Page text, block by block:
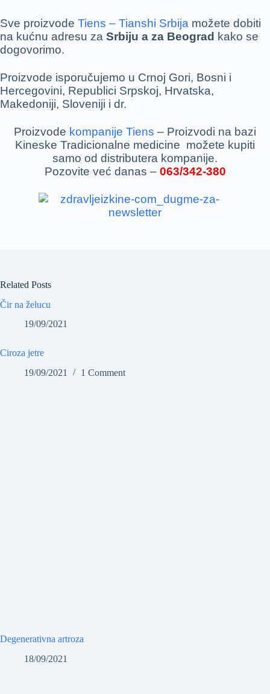
Sve proizvode Tiens – Tianshi Srbija možete dobiti
na kućnu adresu za Srbiju a za Beograd kako se
dogovorimo.
Proizvode isporučujemo u Crnoj Gori, Bosni i
Hercegovini, Republici Srpskoj, Hrvatska,
Makedoniji, Sloveniji i dr.
Proizvode kompanije Tiens – Proizvodi na bazi
Kineske Tradicionalne medicine možete kupiti
samo od distributera kompanije.
Pozovite već danas –063/342-380
Related Posts
Čir na želucu
19/09/2021
Ciroza jetre
19/09/2021
1 Comment
Degenerativna artroza
18/09/2021